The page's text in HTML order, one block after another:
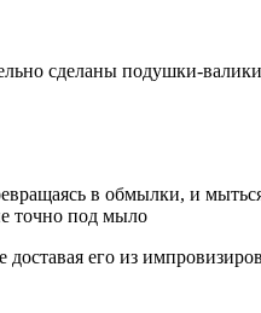
сделаны подушки-
в обмылки, и
точно под мыло
его из